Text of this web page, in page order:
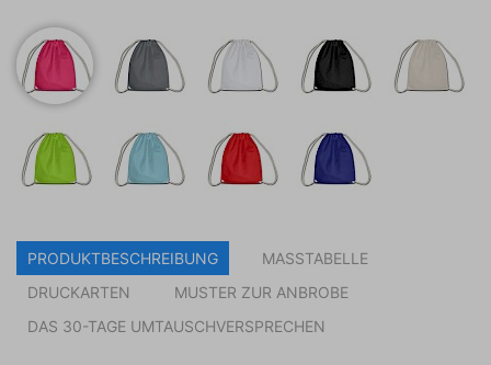
PRODUKTBESCHREIBUNG
MASSTABELLE
DRUCKARTEN
MUSTER ZUR ANBROBE
DAS 30-TAGE UMTAUSCHVERSPRECHEN